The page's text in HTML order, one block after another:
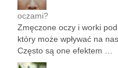
oczami?
Zmęczone oczy i worki
który może wpływać na
Często są one efektem …